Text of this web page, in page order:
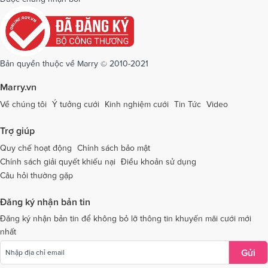
Dịch vụ cưới tại Quảng Ngãi
Dịch vụ cưới tại Quảng Ninh
Dịch vụ cưới tại Sóc Trăng Dịch vụ cưới tại Sơn La
Dịch vụ cưới tại Thái Bình Dịch vụ cưới tại Thanh Hóa
Dịch vụ cưới tại Thừa Thiên - Huế
Dịch vụ cưới tại An Giang Dịch vụ cưới tại Trà Vinh
Dịch vụ cưới tại Tuyên Quang
Dịch vụ cưới tại Bà Rịa - Vũng TàuDịch vụ cưới tại Bắc Giang
Dịch vụ cưới tại Bắc Kạn
Bản quyền thuộc về Marry © 2010-2021
Marry.vn
Về chúng tôi Ý tưởng cưới Kinh nghiệm cưới Tin Tức Video
Trợ giúp
Quy chế hoạt động
Chính sách bảo mật
Chính sách giải quyết khiếu nại Điều khoản sử dụng
Câu hỏi thường gặp
Đăng ký nhận bản tin
Đăng ký nhận bản tin để không bỏ lỡ thông tin khuyến mãi cưới mới
nhất
Gửi